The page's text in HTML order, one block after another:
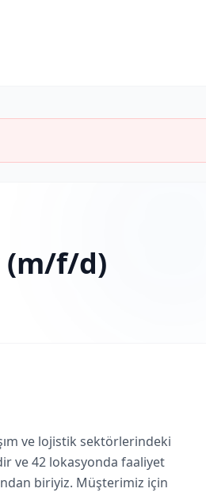
(m/f/d)
ve lojistik sektörlerindeki
ve 42 lokasyonda faaliyet
biriyiz. Müşterimiz için